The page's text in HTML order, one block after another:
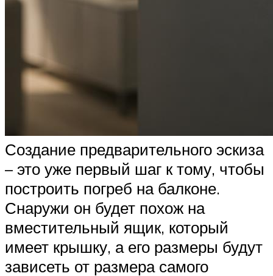
Создание предварительного эскиза
– это уже первый шаг к тому, чтобы
построить погреб на балконе.
Снаружи он будет похож на
вместительный ящик, который
имеет крышку, а его размеры будут
зависеть от размера самого